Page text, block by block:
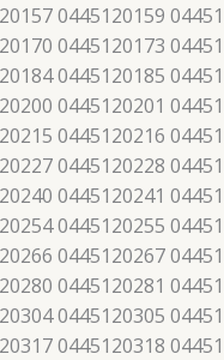
0445120159
0445120173
0445120185
0445120201
0445120216
0445120228
0445120241
0445120255
0445120267
0445120281
0445120305
0445120318